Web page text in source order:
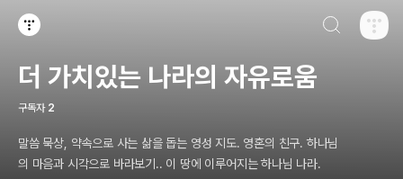
더 가치있는 나라의 자유로움
구독자 2
말씀 묵상, 약속으로 사는 삶을 돕는 영성 지도. 영혼의 친구. 하나님
의 마음과 시각으로 바라보기.. 이 땅에 이루어지는 하나님 나라.